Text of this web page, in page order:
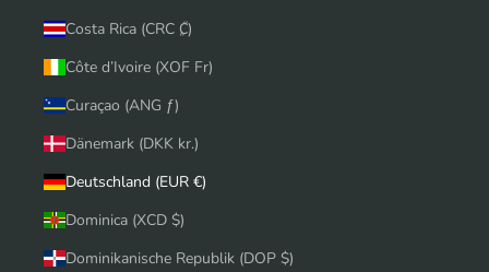
Costa Rica (CRC ₡)
Côte d’Ivoire (XOF Fr)
Curaçao (ANG ƒ)
Dänemark (DKK kr.)
Deutschland (EUR €)
Dominica (XCD $)
Dominikanische Republik (DOP $)